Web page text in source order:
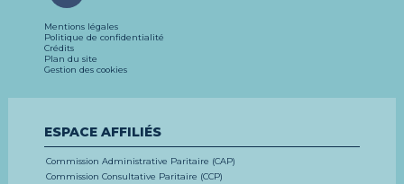
Mentions légales
Politique de confidentialité
Crédits
Plan du site
Gestion des cookies
ESPACE AFFILIÉS
Commission Administrative Paritaire (CAP)
Commission Consultative Paritaire (CCP)